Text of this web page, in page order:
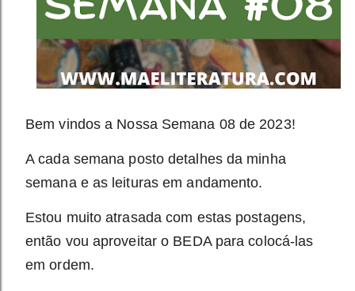
Bem vindos a Nossa Semana 08 de 2023!
A cada semana posto detalhes da minha
semana e as leituras em andamento.
Estou muito atrasada com estas postagens,
então vou aproveitar o BEDA para colocá-las
em ordem.